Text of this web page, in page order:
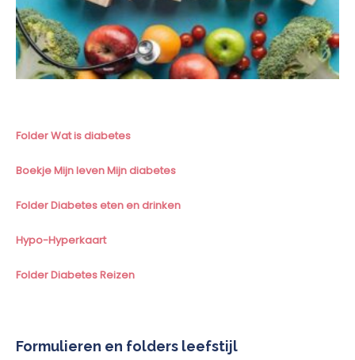
Folder Wat is diabetes
Boekje Mijn leven Mijn diabetes
Folder Diabetes eten en drinken
Hypo-Hyperkaart
Folder Diabetes Reizen
Formulieren en folders leefstijl